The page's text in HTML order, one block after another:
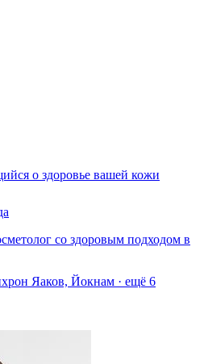
о здоровье вашей кожи
со здоровым подходом в
Яaков, Йокнам · ещё 6